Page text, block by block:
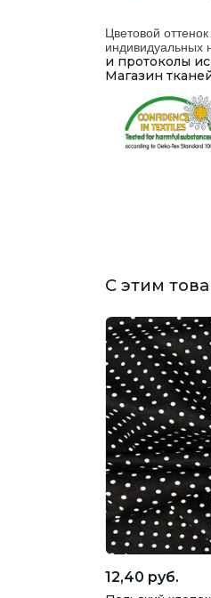
Цветовой
индивидуальных
и протоколы
Магазин
С этим
12,40 руб.